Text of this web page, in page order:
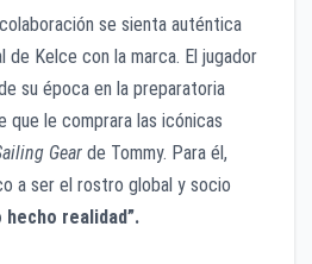
se sienta auténtica
de Kelce con la marca. El jugador
su época en la preparatoria
que le comprara las icónicas
Gear de Tommy. Para él,
a ser el rostro global y socio
hecho realidad”.